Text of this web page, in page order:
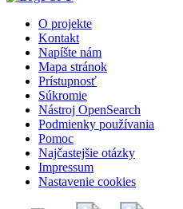
O projekte
Kontakt
Napíšte nám
Mapa stránok
Prístupnosť
Súkromie
Nástroj OpenSearch
Podmienky používania
Pomoc
Najčastejšie otázky
Impressum
Nastavenie cookies